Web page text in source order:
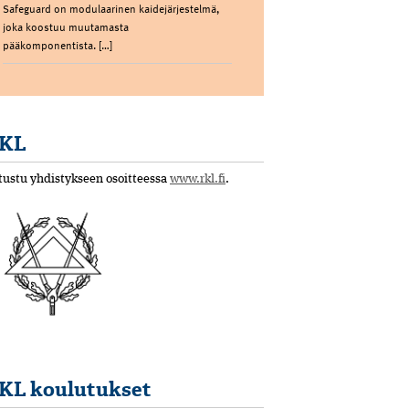
Safeguard on modulaarinen kaidejärjestelmä,
joka koostuu muutamasta
pääkomponentista. […]
yhdistykseen osoitteessa www.rkl.fi.
koulutukset